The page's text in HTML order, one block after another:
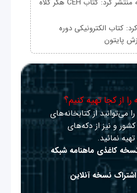
ماهنامه شبکه منتشر کرد: کتاب CEH هکر کلاه
کتاب الکترونیکی دوره
پایتون
از کجا تهیه کنیم؟
می‌توانید از کتابخانه‌های
و نیز از دکه‌های
نمائید.
کاغذی ماهنامه شبکه
نسخه آنلاین